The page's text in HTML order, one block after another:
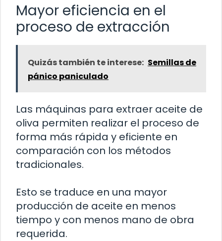
Mayor eficiencia en el
proceso de extracción
Quizás también te interese: Semillas de
pánico paniculado
Las máquinas para extraer aceite de
oliva permiten realizar el proceso de
forma más rápida y eficiente en
comparación con los métodos
tradicionales.
Esto se traduce en una mayor
producción de aceite en menos
tiempo y con menos mano de obra
requerida.